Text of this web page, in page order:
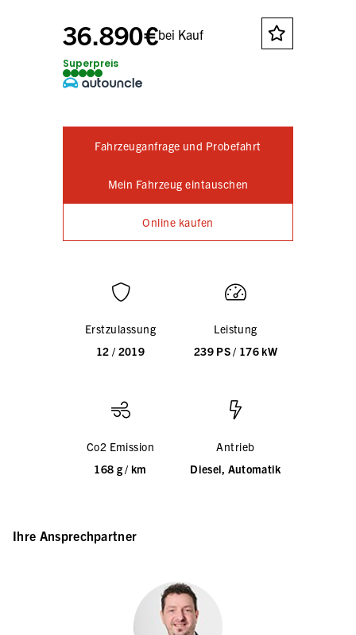
36.890€bei Kauf
Superpreis
Fahrzeuganfrage und Probefahrt
Mein Fahrzeug eintauschen
Online kaufen
Erstzulassung
12 / 2019
Leistung
239 PS / 176 kW
Co2 Emission
168 g / km
Antrieb
Diesel, Automatik
Ihre Ansprechpartner